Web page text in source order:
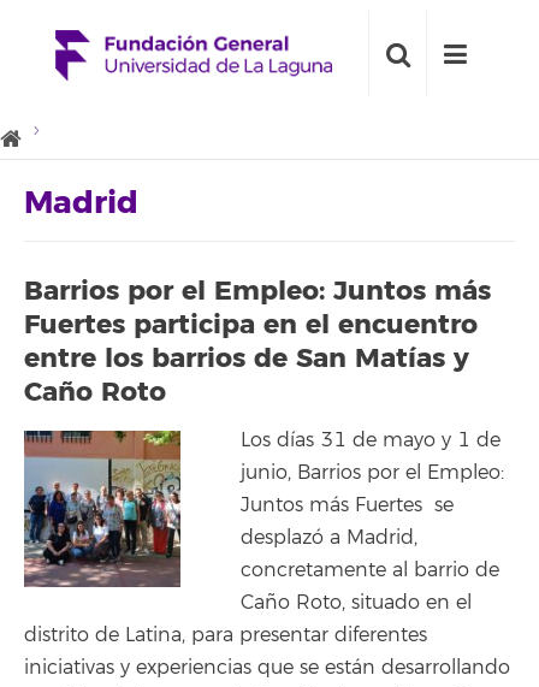
Madrid
Barrios por el Empleo: Juntos más
Fuertes participa en el encuentro
entre los barrios de San Matías y
Caño Roto
Los días 31 de mayo y 1 de
junio, Barrios por el Empleo:
Juntos más Fuertes se
desplazó a Madrid,
concretamente al barrio de
Caño Roto, situado en el
distrito de Latina, para presentar diferentes
iniciativas y experiencias que se están desarrollando